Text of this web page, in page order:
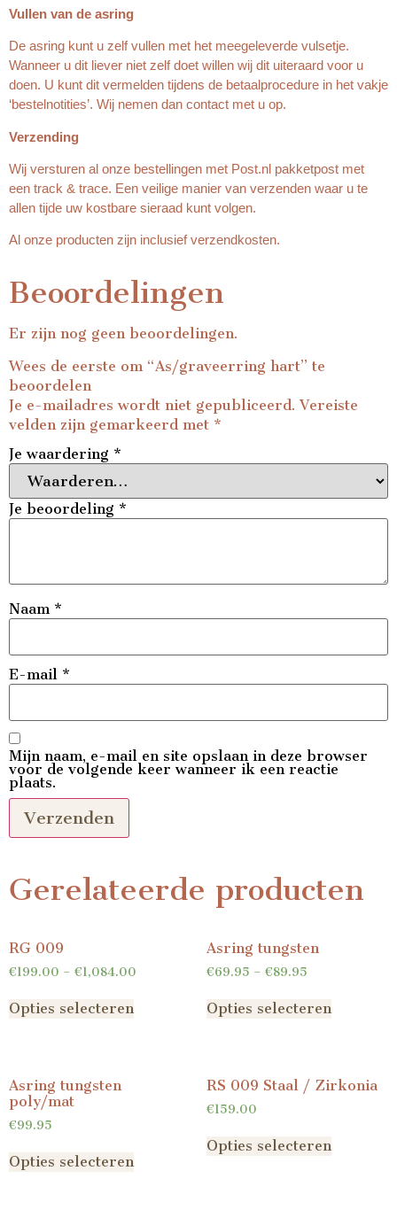
Vullen van de asring
De asring kunt u zelf vullen met het meegeleverde vulsetje.
Wanneer u dit liever niet zelf doet willen wij dit uiteraard voor u
doen. U kunt dit vermelden tijdens de betaalprocedure in het vakje
‘bestelnotities’. Wij nemen dan contact met u op.
Verzending
Wij versturen al onze bestellingen met Post.nl pakketpost met
een track & trace. Een veilige manier van verzenden waar u te
allen tijde uw kostbare sieraad kunt volgen.
Al onze producten zijn inclusief verzendkosten.
Beoordelingen
Er zijn nog geen beoordelingen.
Wees de eerste om “As/graveerring hart” te
beoordelen
Je e-mailadres wordt niet gepubliceerd. Vereiste
velden zijn gemarkeerd met *
Je waardering *
Je beoordeling *
Naam *
E-mail *
Mijn naam, e-mail en site opslaan in deze browser
voor de volgende keer wanneer ik een reactie
plaats.
Gerelateerde producten
RG 009
€199.00 – €1,084.00
Opties selecteren
Asring tungsten
€69.95 – €89.95
Opties selecteren
Asring tungsten
poly/mat
€99.95
Opties selecteren
RS 009 Staal / Zirkonia
€159.00
Opties selecteren